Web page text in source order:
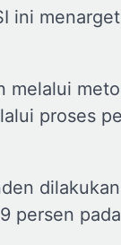
ini
melalui
proses
persen